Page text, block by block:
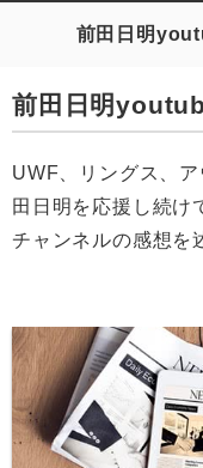
前田日明
前田日明
UWF、リングス、
田日明を応援し続け
チャンネルの感想を